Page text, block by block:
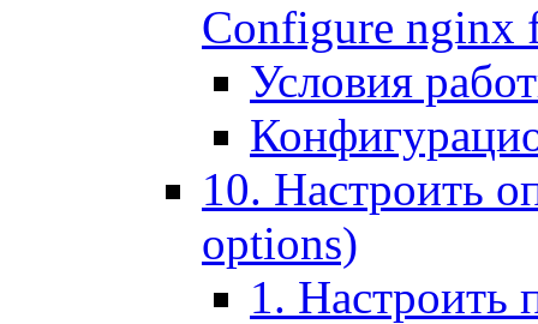
Configure nginx
Условия
10. Настроить
options)
1. Настроить